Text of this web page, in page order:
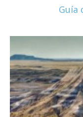
Guía